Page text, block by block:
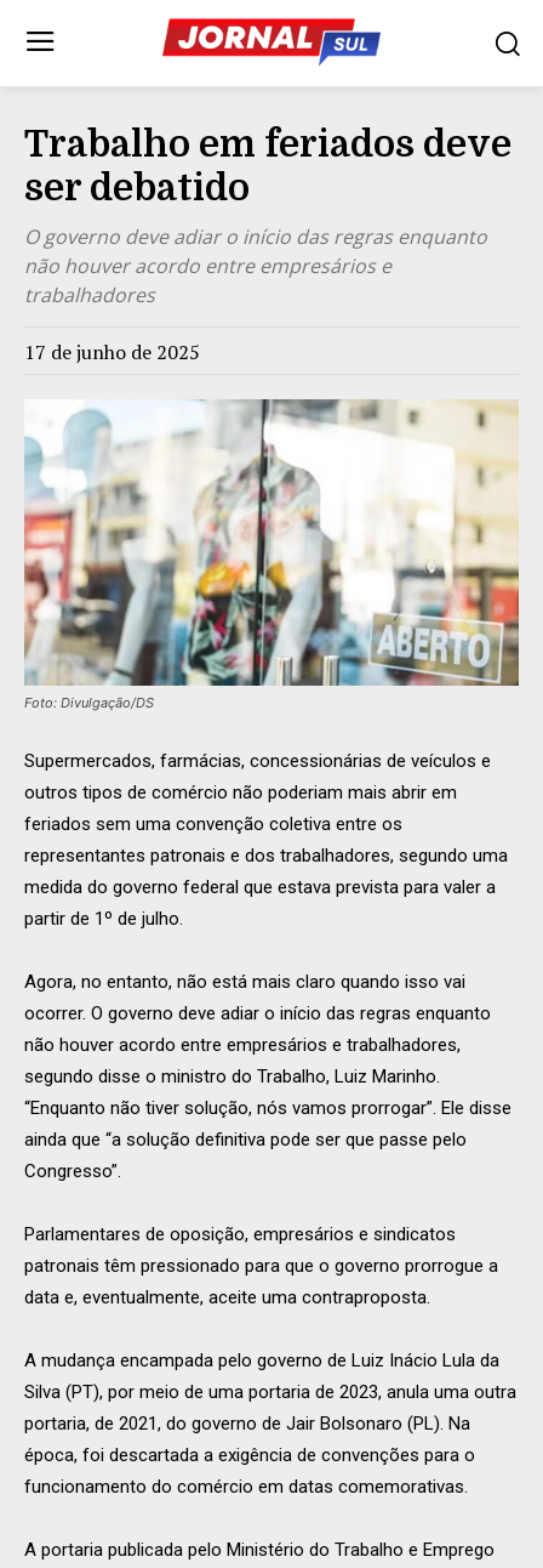
Trabalho em feriados deve
ser debatido
O governo deve adiar o início das regras enquanto
não houver acordo entre empresários e
trabalhadores
17 de junho de 2025
Foto: Divulgação/DS
Supermercados, farmácias, concessionárias de veículos e
outros tipos de comércio não poderiam mais abrir em
feriados sem uma convenção coletiva entre os
representantes patronais e dos trabalhadores, segundo uma
medida do governo federal que estava prevista para valer a
partir de 1º de julho.
Agora, no entanto, não está mais claro quando isso vai
ocorrer. O governo deve adiar o início das regras enquanto
não houver acordo entre empresários e trabalhadores,
segundo disse o ministro do Trabalho, Luiz Marinho.
“Enquanto não tiver solução, nós vamos prorrogar”. Ele disse
ainda que “a solução definitiva pode ser que passe pelo
Congresso”.
Parlamentares de oposição, empresários e sindicatos
patronais têm pressionado para que o governo prorrogue a
data e, eventualmente, aceite uma contraproposta.
A mudança encampada pelo governo de Luiz Inácio Lula da
Silva (PT), por meio de uma portaria de 2023, anula uma outra
portaria, de 2021, do governo de Jair Bolsonaro (PL). Na
época, foi descartada a exigência de convenções para o
funcionamento do comércio em datas comemorativas.
A portaria publicada pelo Ministério do Trabalho e Emprego